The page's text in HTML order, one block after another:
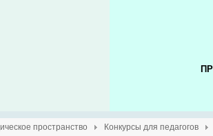
пространство
Конкурсы для педагогов